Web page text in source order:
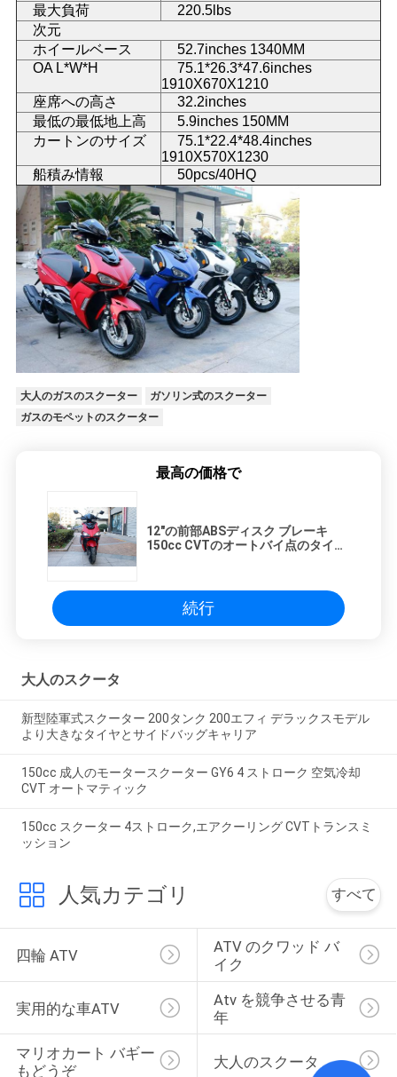
プ
ラ
イ
バ
シ
ー
ポ
リ
シ
ー
最大負荷
220.5lbs
次元
ホイールベース
52.7inches 1340MM
OA L*W*H
75.1*26.3*47.6inches
1910X670X1210
座席への高さ
32.2inches
最低の最低地上高
5.9inches 150MM
カートンのサイズ
75.1*22.4*48.4inches
1910X570X1230
船積み情報
50pcs/40HQ
大人のガスのスクーター
ガソリン式のスクーター
ガスのモペットのスクーター
最高の価格で
12"の前部ABSディスク ブレーキ
150cc CVTのオートバイ点のタイ
続行
大人のスクータ
新型陸軍式スクーター 200タンク 200エフィ デラックスモデル
より大きなタイヤとサイドバッグキャリア
150cc 成人のモータースクーター GY6 4 ストローク 空気冷却
CVT オートマティック
150cc スクーター 4ストローク,エアクーリング CVTトランスミ
ッション
人気カテゴリ すべて
四輪 ATV
ATV のクワッド バ
イク
実用的な車ATV
Atv を競争させる青
年
マリオカート バギー
もどうぞ
大人のスクータ